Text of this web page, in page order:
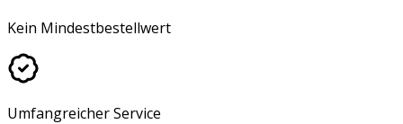
Kein Mindestbestellwert
Umfangreicher Service